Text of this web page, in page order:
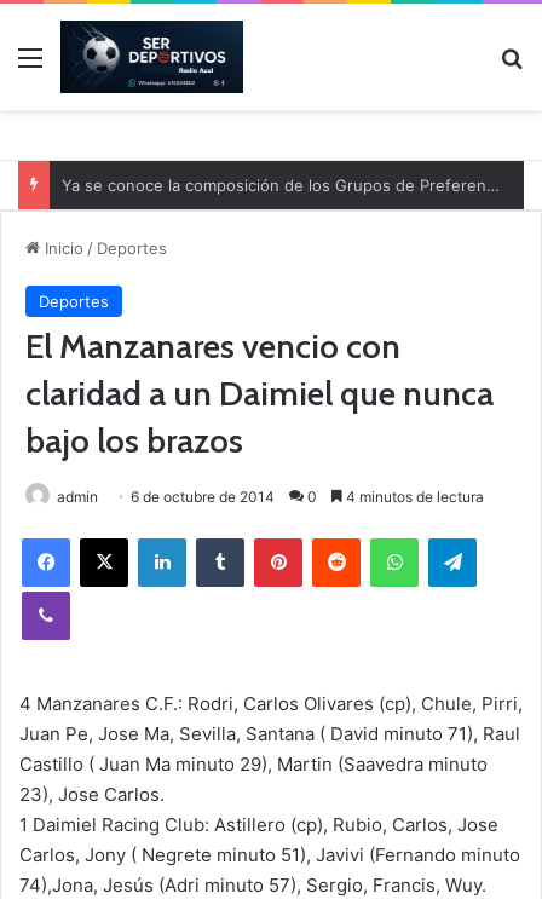
Menú
Ya se conoce la composición de los Grupos de Preferente y el calendario
Inicio / Deportes
Deportes
El Manzanares vencio con
claridad a un Daimiel que nunca
bajo los brazos
admin 6 de octubre de 2014 0 4 minutos de lectura
4 Manzanares C.F.: Rodri, Carlos Olivares (cp), Chule, Pirri,
Juan Pe, Jose Ma, Sevilla, Santana ( David minuto 71), Raul
Castillo ( Juan Ma minuto 29), Martin (Saavedra minuto
23), Jose Carlos.
1 Daimiel Racing Club: Astillero (cp), Rubio, Carlos, Jose
Carlos, Jony ( Negrete minuto 51), Javivi (Fernando minuto
74),Jona, Jesús (Adri minuto 57), Sergio, Francis, Wuy.